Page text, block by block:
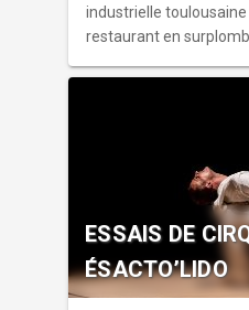
industrielle
restaurant en
ESSAIS DE
ÉSACTO’LIDO